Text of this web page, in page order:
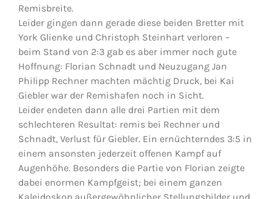
Remisbreite.
Leider gingen dann gerade diese beiden Bretter mit
York Glienke und Christoph Steinhart verloren –
beim Stand von 2:3 gab es aber immer noch gute
Hoffnung: Florian Schnadt und Neuzugang Jan
Philipp Rechner machten mächtig Druck, bei Kai
Giebler war der Remishafen noch in Sicht.
Leider endeten dann alle drei Partien mit dem
schlechteren Resultat: remis bei Rechner und
Schnadt, Verlust für Giebler. Ein ernüchterndes 3:5 in
einem ansonsten jederzeit offenen Kampf auf
Augenhöhe. Besonders die Partie von Florian zeigte
dabei enormen Kampfgeist; bei einem ganzen
Kaleidoskop außergewöhnlicher Stellungsbilder und